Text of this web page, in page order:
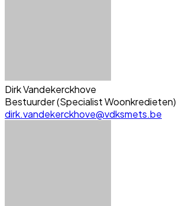
Dirk Vandekerckhove
Bestuurder (Specialist Woonkredieten)
dirk.vandekerckhove@vdksmets.be